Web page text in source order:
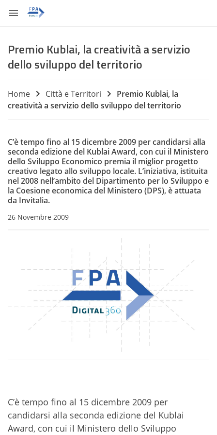
Premio Kublai, la creatività a servizio
dello sviluppo del territorio
Home Città e Territori
Premio Kublai, la
creatività a servizio dello sviluppo del territorio
C’è tempo fino al 15 dicembre 2009 per candidarsi alla
seconda edizione del Kublai Award, con cui il Ministero
dello Sviluppo Economico premia il miglior progetto
creativo legato allo sviluppo locale. L’iniziativa, istituita
nel 2008 nell’ambito del Dipartimento per lo Sviluppo e
la Coesione economica del Ministero (DPS), è attuata
da Invitalia.
26 Novembre 2009
C’è tempo fino al 15 dicembre 2009 per
candidarsi alla seconda edizione del Kublai
Award, con cui il Ministero dello Sviluppo